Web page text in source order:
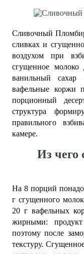
Сливочный
сливках и
воздухом при
сгущенное молоко
ванильный сахар
вафельные коржи
порционный
структура
правильного
камере.
Из чего
На 8 порций
г сгущенного
20 г вафельных
жирными:
поэтому после
текстуру.